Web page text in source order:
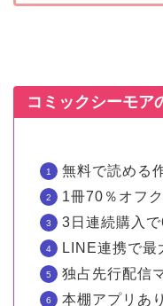
コミックシーモア
無料で読める
1冊70％オフ
3日連続購入
LINE連携で
独占先行配信
本棚アプリあり